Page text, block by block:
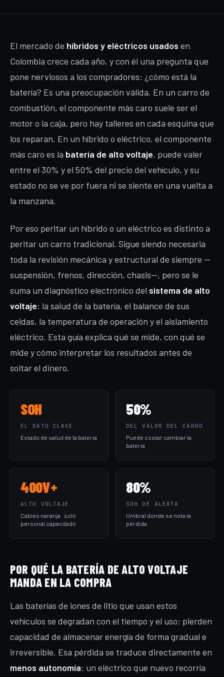
El mercado de híbridos y eléctricos usados en
Colombia crece cada año, y con él una pregunta que
pone nerviosos a los compradores: ¿cómo está la
batería? Es una preocupación válida. En un carro de
combustión, el componente más caro suele ser el
motor o la caja, pero hay talleres en cada esquina que
los reparan. En un híbrido o eléctrico, el componente
más caro es la batería de alto voltaje, puede valer
entre el 30% y el 50% del precio del vehículo, y su
estado no se ve por fuera ni se siente en una vuelta a
la manzana.
Por eso peritar un híbrido o un eléctrico es distinto a
peritar un carro tradicional. Sigue siendo necesaria
toda la revisión mecánica y estructural de siempre —
suspensión, frenos, dirección, chasis—, pero se le
suma un diagnóstico electrónico del sistema de alto
voltaje: la salud de la batería, el balance de sus
celdas, la temperatura de operación y el aislamiento
eléctrico. Esta guía explica qué se mide, con qué se
mide y cómo interpretar los resultados antes de
soltar el dinero.
SOH
EL DATO CLAVE
Estado de salud de la batería
50%
DEL VALOR DEL CARRO
Puede costar cambiar la
batería
400V+
ALTO VOLTAJE
Cables naranja · solo
personal capacitado
80%
SOH DE ALERTA
Umbral donde se nota la
pérdida
POR QUÉ LA BATERÍA DE ALTO VOLTAJE
MANDA EN LA COMPRA
Las baterías de iones de litio que usan estos
vehículos se degradan con el tiempo y el uso: pierden
capacidad de almacenar energía de forma gradual e
irreversible. Esa pérdida se traduce directamente en
menos autonomía: un eléctrico que nuevo recorría